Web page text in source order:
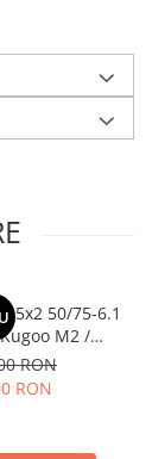
50/75-6.1
M2 /
Motus/
RON
RON